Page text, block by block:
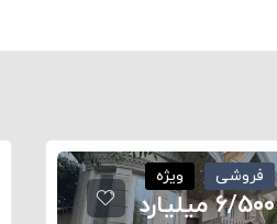
فروشی ویژه
۶/۵۰۰ میلیارد